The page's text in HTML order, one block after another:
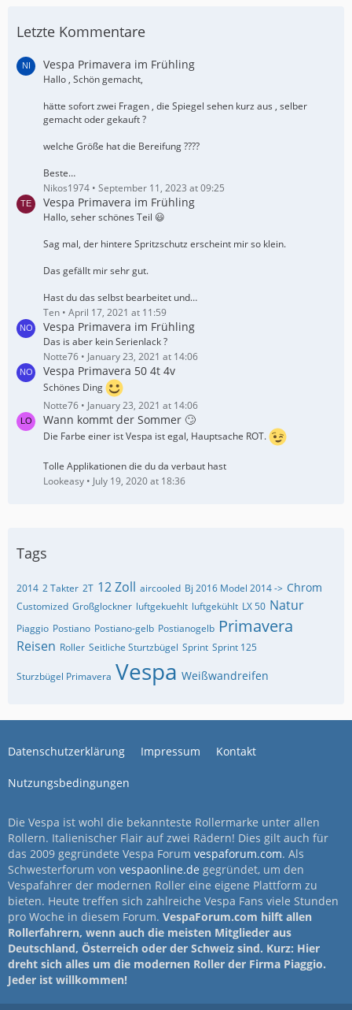
Letzte Kommentare
Vespa Primavera im Frühling
Hallo , Schön gemacht,
hätte sofort zwei Fragen , die Spiegel sehen kurz aus , selber
gemacht oder gekauft ?
welche Größe hat die Bereifung ????
Beste…
Nikos1974
September 11, 2023 at 09:25
Vespa Primavera im Frühling
Hallo, seher schönes Teil 😃
Sag mal, der hintere Spritzschutz erscheint mir so klein.
Das gefällt mir sehr gut.
Hast du das selbst bearbeitet und…
Ten
April 17, 2021 at 11:59
Vespa Primavera im Frühling
Das is aber kein Serienlack ?
Notte76
January 23, 2021 at 14:06
Vespa Primavera 50 4t 4v
Schönes Ding
Notte76
January 23, 2021 at 14:06
Wann kommt der Sommer 🙄
Die Farbe einer ist Vespa ist egal, Hauptsache ROT.
Tolle Applikationen die du da verbaut hast
Lookeasy
July 19, 2020 at 18:36
Tags
2014 2 Takter 2T 12 Zoll aircooled Bj 2016 Model 2014 -> Chrom
Customized Großglockner luftgekuehlt luftgekühlt LX 50 Natur
Piaggio Postiano Postiano-gelb Postianogelb Primavera
Reisen Roller Seitliche Sturtzbügel Sprint Sprint 125
Sturzbügel Primavera Vespa Weißwandreifen
Datenschutzerklärung Impressum Kontakt
Nutzungsbedingungen
Die Vespa ist wohl die bekannteste Rollermarke unter allen
Rollern. Italienischer Flair auf zwei Rädern! Dies gilt auch für
das 2009 gegründete Vespa Forum vespaforum.com. Als
Schwesterforum von vespaonline.de gegründet, um den
Vespafahrer der modernen Roller eine eigene Plattform zu
bieten. Heute treffen sich zahlreiche Vespa Fans viele Stunden
pro Woche in diesem Forum. VespaForum.com hilft allen
Rollerfahrern, wenn auch die meisten Mitglieder aus
Deutschland, Österreich oder der Schweiz sind. Kurz: Hier
dreht sich alles um die modernen Roller der Firma Piaggio.
Jeder ist willkommen!